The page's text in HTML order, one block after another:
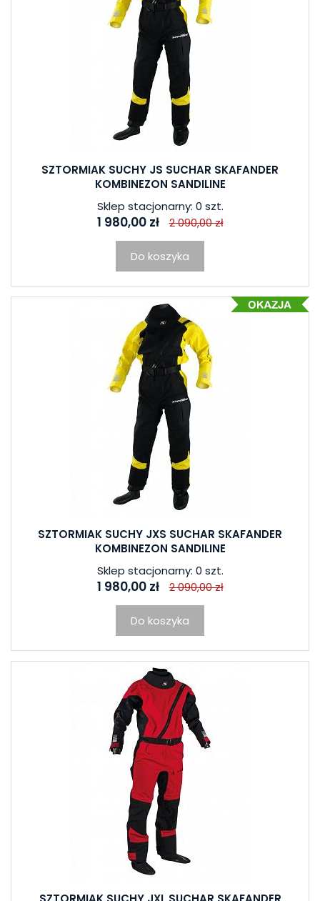
SZTORMIAK SUCHY JS SUCHAR SKAFANDER
KOMBINEZON SANDILINE
Sklep stacjonarny: 0 szt.
1 980,00 zł 2 090,00 zł
Do koszyka
SZTORMIAK SUCHY JXS SUCHAR SKAFANDER
KOMBINEZON SANDILINE
Sklep stacjonarny: 0 szt.
1 980,00 zł 2 090,00 zł
Do koszyka